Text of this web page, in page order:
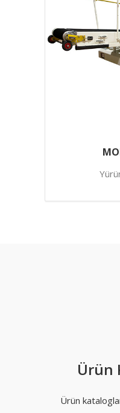
Ürün
Ürün